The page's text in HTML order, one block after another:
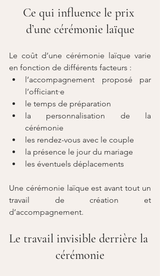
Ce qui influence le prix
d’une cérémonie laïque
Le coût d’une cérémonie laïque varie
en fonction de différents facteurs :
l’accompagnement proposé par
l’officiant·e
le temps de préparation
la personnalisation de la
cérémonie
les rendez-vous avec le couple
la présence le jour du mariage
les éventuels déplacements
Une cérémonie laïque est avant tout un
travail de création et
d’accompagnement.
Le travail invisible derrière la
cérémonie